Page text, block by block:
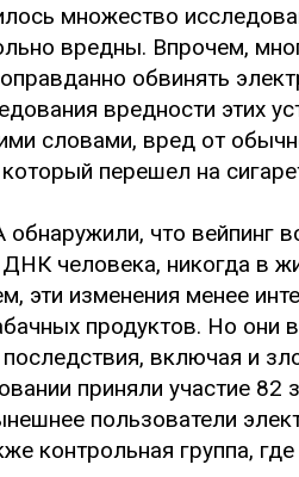
множество
вредны. Впрочем,
обвинять
вредности этих
словами, вред от
перешел на
что вейпинг
человека, никогда в
эти изменения менее
продуктов. Но они
включая и
приняли участие
пользователи
контрольная группа,